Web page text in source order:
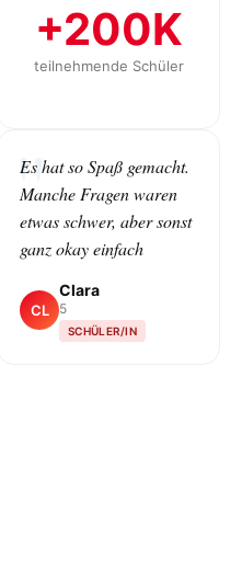
+200K
teilnehmende Schüler
Es hat so Spaß gemacht.
Manche Fragen waren
etwas schwer, aber sonst
ganz okay einfach
CL
Clara
5
SCHÜLER/IN